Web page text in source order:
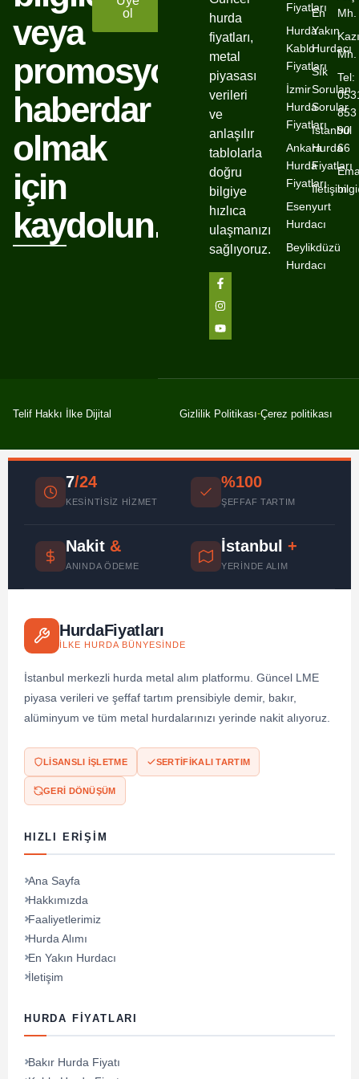
veya
promosyonlardan
haberdar
olmak
için
kaydolun.
ol
hurda
fiyatları,
metal
piyasası
verileri
ve
anlaşılır
tablolarla
doğru
bilgiye
hızlıca
ulaşmanızı
sağlıyoruz.
Fiyatları
Hurda
Kablo
Fiyatları
İzmir
Hurda
Fiyatları
Ankara
Hurda
Fiyatları
Esenyurt
Hurdacı
Beylikdüzü
Hurdacı
En
Yakın
Hurdacı
Sık
Sorulan
Sorular
İstanbul
Hurda
Fiyatları
İletişim
Mh.
Mh.
Tel:
853
90
66
Telif Hakkı İlke Dijital Gizlilik Politikası Çerez politikası
7/24
KESINTISIZ HIZMET
%100
ŞEFFAF TARTIM
Nakit &
ANINDA ÖDEME
İstanbul +
YERINDE ALIM
HurdaFiyatları
İLKE HURDA BÜNYESINDE
İstanbul merkezli hurda metal alım platformu. Güncel LME
piyasa verileri ve şeffaf tartım prensibiyle demir, bakır,
alüminyum ve tüm metal hurdalarınızı yerinde nakit alıyoruz.
LISANSLI İŞLETME SERTIFIKALI TARTIM
GERI DÖNÜŞÜM
HIZLI ERIŞIM
Ana Sayfa
Hakkımızda
Faaliyetlerimiz
Hurda Alımı
En Yakın Hurdacı
İletişim
HURDA FIYATLARI
Bakır Hurda Fiyatı